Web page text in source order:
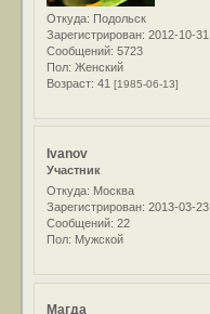
Откуда: Подольск
Зарегистрирован: 2012-10-31
Сообщений: 5723
Пол: Женский
Возраст: 41[1985-06-13]
Ivanov
Участник
Откуда: Москва
Зарегистрирован: 2013-03-23
Сообщений: 22
Пол: Мужской
Магда